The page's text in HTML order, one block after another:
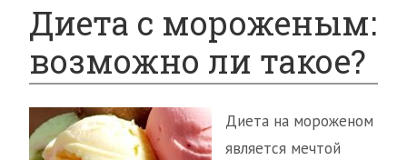
Диета с мороженым:
возможно ли такое?
Диета на мороженом
является мечтой